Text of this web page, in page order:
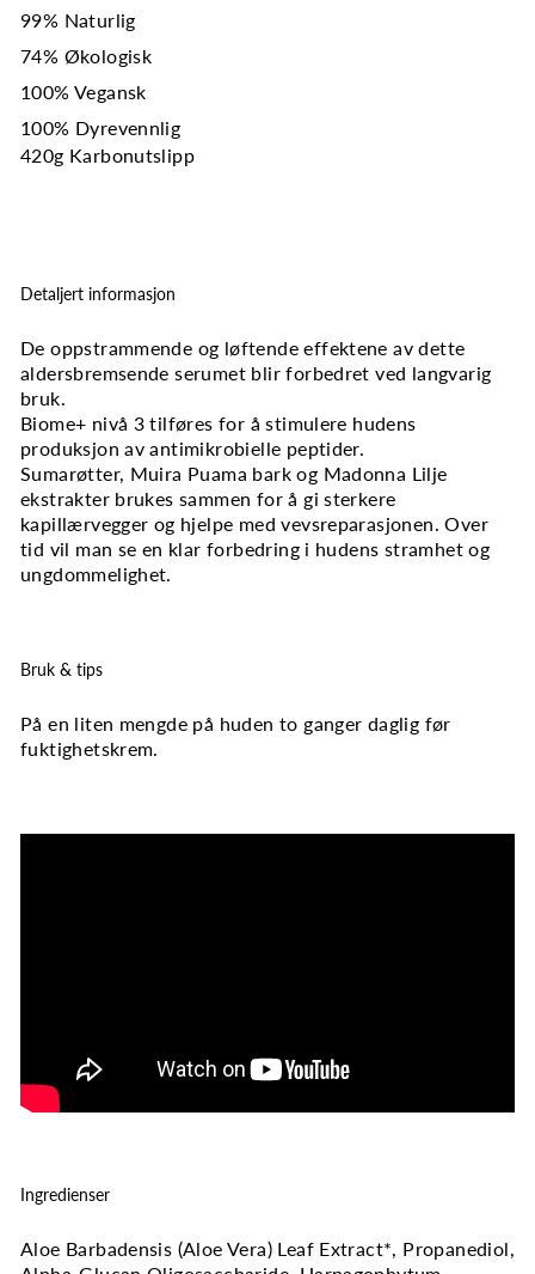
99% Naturlig
74% Økologisk
100% Vegansk
100% Dyrevennlig
420g Karbonutslipp
Detaljert informasjon
De oppstrammende og løftende effektene av dette
aldersbremsende serumet blir forbedret ved langvarig
bruk.
Biome+ nivå 3 tilføres for å stimulere hudens
produksjon av antimikrobielle peptider.
Sumarøtter, Muira Puama bark og Madonna Lilje
ekstrakter brukes sammen for å gi sterkere
kapillærvegger og hjelpe med vevsreparasjonen. Over
tid vil man se en klar forbedring i hudens stramhet og
ungdommelighet.
Bruk & tips
På en liten mengde på huden to ganger daglig før
fuktighetskrem.
Ingredienser
Aloe Barbadensis (Aloe Vera) Leaf Extract*, Propanediol,